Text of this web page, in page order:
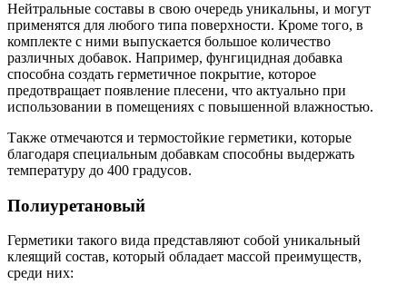
Нейтральные составы в свою очередь уникальны, и могут
применятся для любого типа поверхности. Кроме того, в
комплекте с ними выпускается большое количество
различных добавок. Например, фунгицидная добавка
способна создать герметичное покрытие, которое
предотвращает появление плесени, что актуально при
использовании в помещениях с повышенной влажностью.
Также отмечаются и термостойкие герметики, которые
благодаря специальным добавкам способны выдержать
температуру до 400 градусов.
Полиуретановый
Герметики такого вида представляют собой уникальный
клеящий состав, который обладает массой преимуществ,
среди них: